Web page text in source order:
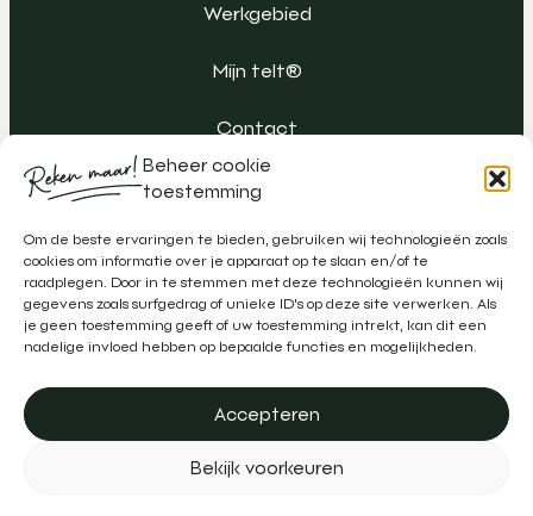
Beheer cookie
toestemming
Om de beste ervaringen te bieden, gebruiken wij technologieën zoals
cookies om informatie over je apparaat op te slaan en/of te
raadplegen. Door in te stemmen met deze technologieën kunnen wij
gegevens zoals surfgedrag of unieke ID's op deze site verwerken. Als
je geen toestemming geeft of uw toestemming intrekt, kan dit een
nadelige invloed hebben op bepaalde functies en mogelijkheden.
Accepteren
Bekijk voorkeuren
Werkgebied
Mijn telt®
Contact
Algemene voorwaarden
Klachtenregeling
Privacy
Disclaimer